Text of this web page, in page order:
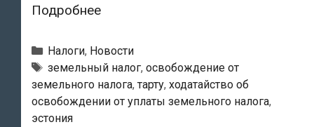
ПодробнееС
года
земельный
налог
в
Рубрики
Налоги, Новости
Метки
земельный налог, освобождение от
земельного налога,тарту, ходатайство об
освобождении от уплаты земельного налога,
эстония